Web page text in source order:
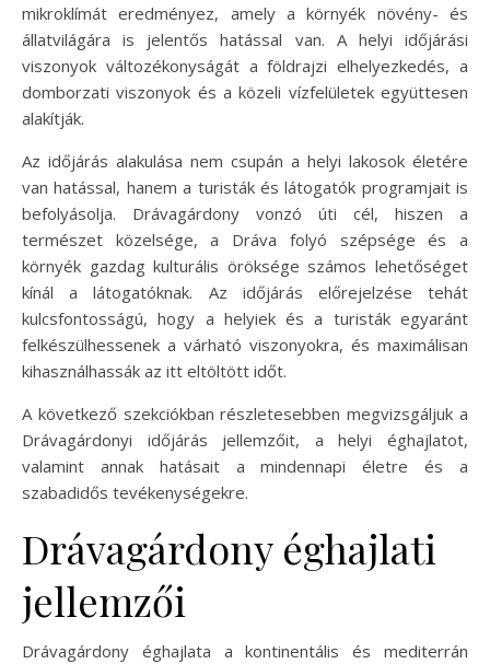
mikroklímát eredményez, amely a környék növény- és
állatvilágára is jelentős hatással van. A helyi időjárási
viszonyok változékonyságát a földrajzi elhelyezkedés, a
domborzati viszonyok és a közeli vízfelületek együttesen
alakítják.
Az időjárás alakulása nem csupán a helyi lakosok életére
van hatással, hanem a turisták és látogatók programjait is
befolyásolja. Drávagárdony vonzó úti cél, hiszen a
természet közelsége, a Dráva folyó szépsége és a
környék gazdag kulturális öröksége számos lehetőséget
kínál a látogatóknak. Az időjárás előrejelzése tehát
kulcsfontosságú, hogy a helyiek és a turisták egyaránt
felkészülhessenek a várható viszonyokra, és maximálisan
kihasználhassák az itt eltöltött időt.
A következő szekciókban részletesebben megvizsgáljuk a
Drávagárdonyi időjárás jellemzőit, a helyi éghajlatot,
valamint annak hatásait a mindennapi életre és a
szabadidős tevékenységekre.
Drávagárdony éghajlati
jellemzői
Drávagárdony éghajlata a kontinentális és mediterrán